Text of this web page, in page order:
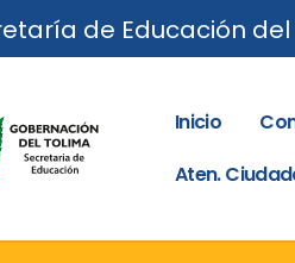
de Educación del
Inicio
Aten.